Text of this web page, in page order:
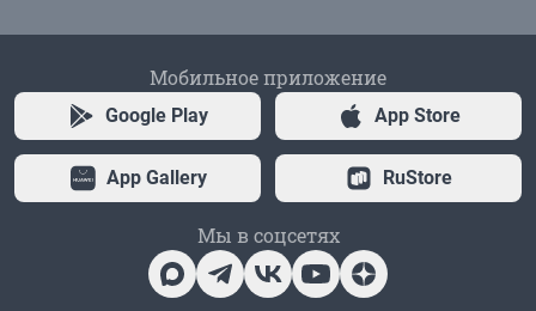
Мобильное приложение
Google Play App Store
App Gallery RuStore
Мы в соцсетях